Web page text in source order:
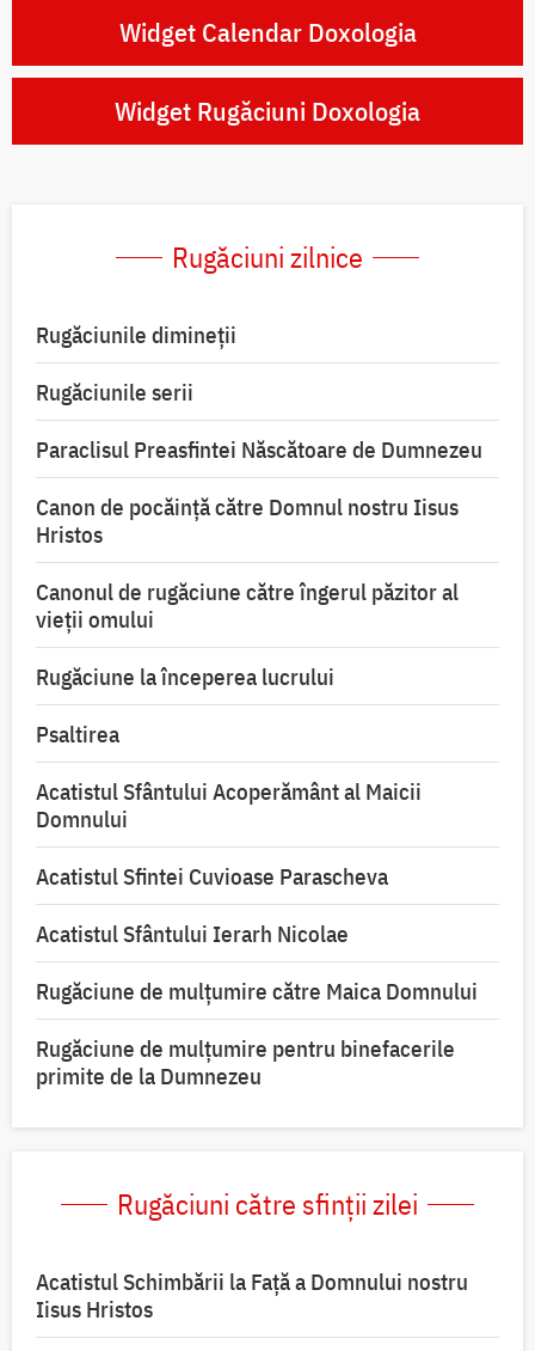
Widget Calendar Doxologia
Widget Rugăciuni Doxologia
Rugăciuni zilnice
Rugăciunile dimineții
Rugăciunile serii
Paraclisul Preasfintei Născătoare de Dumnezeu
Canon de pocăință către Domnul nostru Iisus
Hristos
Canonul de rugăciune către îngerul păzitor al
vieții omului
Rugăciune la începerea lucrului
Psaltirea
Acatistul Sfântului Acoperământ al Maicii
Domnului
Acatistul Sfintei Cuvioase Parascheva
Acatistul Sfântului Ierarh Nicolae
Rugăciune de mulţumire către Maica Domnului
Rugăciune de mulțumire pentru binefacerile
primite de la Dumnezeu
Rugăciuni către sfinții zilei
Acatistul Schimbării la Faţă a Domnului nostru
Iisus Hristos